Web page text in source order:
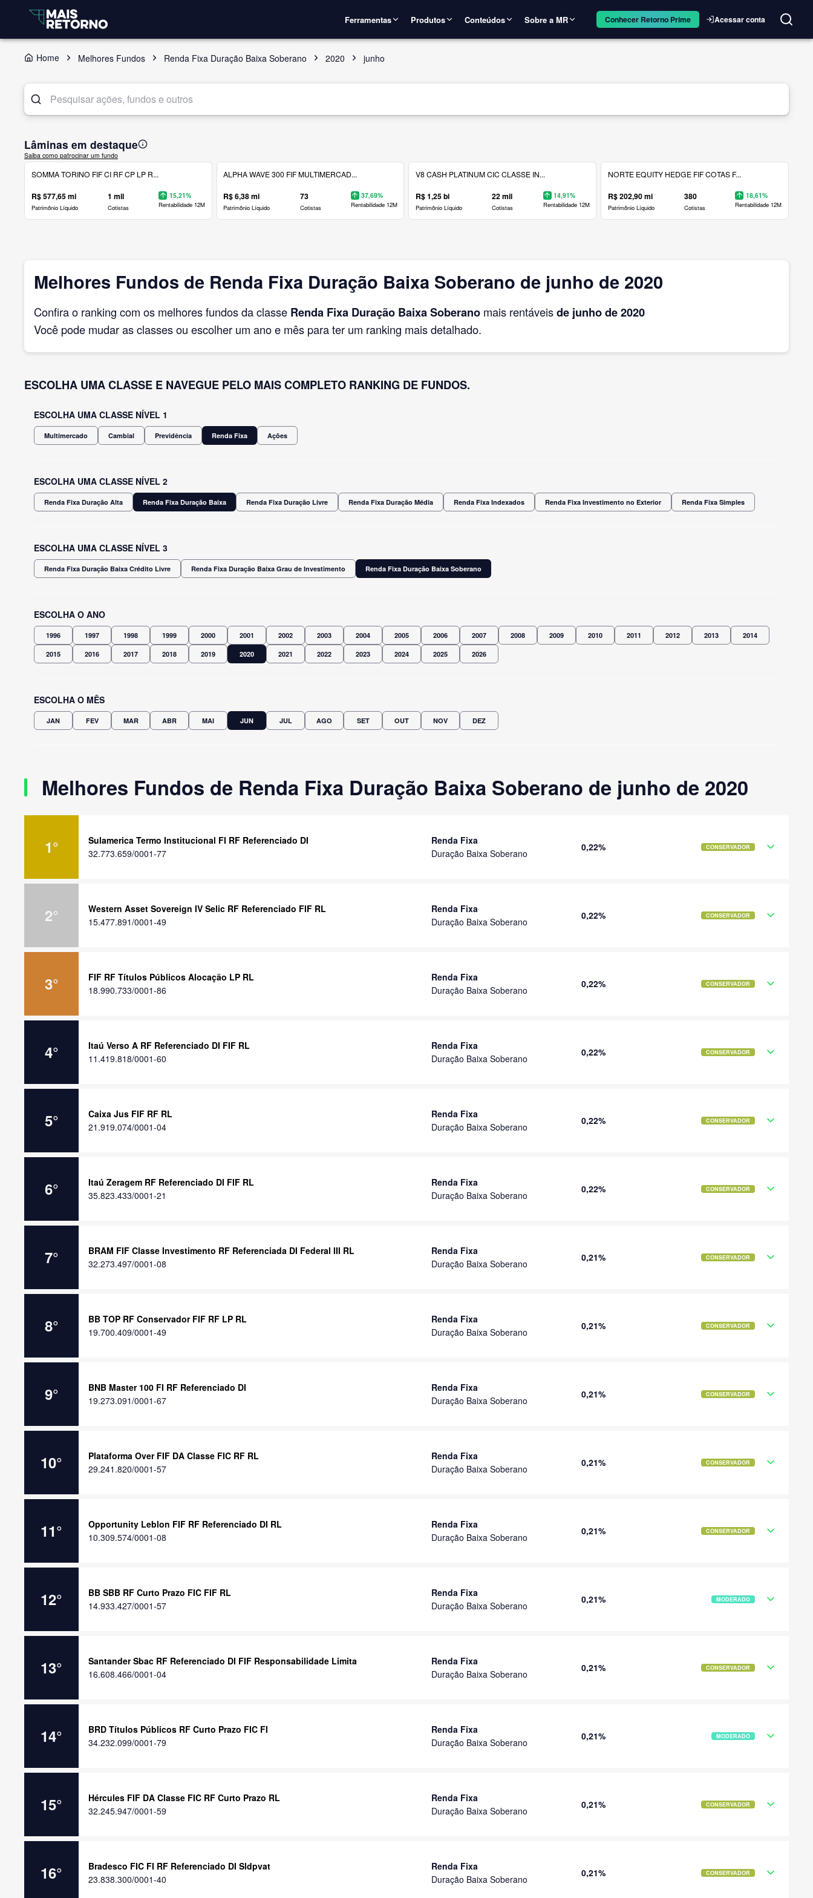
Ferramentas Produtos Conteúdos Sobre a MR Conhecer Retorno Prime Acessar conta
Home Melhores Fundos Renda Fixa Duração Baixa Soberano 2020 junho
Lâminas em destaque
Saiba como patrocinar um fundo
SOMMA TORINO FIF CI RF CP LP R...
R$ 577,65 mi
Patrimônio Líquido
1 mil
Cotistas
15,21%
Rentabilidade 12M
ALPHA WAVE 300 FIF MULTIMERCAD...
R$ 6,38 mi
Patrimônio Líquido
73
Cotistas
37,69%
Rentabilidade 12M
V8 CASH PLATINUM CIC CLASSE IN...
R$ 1,25 bi
Patrimônio Líquido
22 mil
Cotistas
14,91%
Rentabilidade 12M
NORTE EQUITY HEDGE FIF COTAS F...
R$ 202,90 mi
Patrimônio Líquido
380
Cotistas
18,61%
Rentabilidade 12M
Melhores Fundos de Renda Fixa Duração Baixa Soberano de junho de 2020
Confira o ranking com os melhores fundos da classe Renda Fixa Duração Baixa Soberano mais rentáveisde junhode 2020
Você pode mudar as classes ou escolher um ano e mês para ter um ranking mais detalhado.
ESCOLHA UMA CLASSE E NAVEGUE PELO MAIS COMPLETO RANKING DE FUNDOS.
ESCOLHA UMA CLASSE NÍVEL 1
Multimercado Cambial Previdência Renda Fixa Ações
ESCOLHA UMA CLASSE NÍVEL 2
Renda Fixa Duração Alta Renda Fixa Duração Baixa Renda Fixa Duração Livre Renda Fixa Duração Média Renda Fixa Indexados Renda Fixa Investimento no Exterior Renda Fixa Simples
ESCOLHA UMA CLASSE NÍVEL 3
Renda Fixa Duração Baixa Crédito Livre Renda Fixa Duração Baixa Grau de Investimento Renda Fixa Duração Baixa Soberano
ESCOLHA O ANO
1996 1997 1998 1999 2000 2001 2002 2003 2004 2005 2006 2007 2008 2009 2010 2011 2012 2013 2014
2015 2016 2017 2018 2019 2020 2021 2022 2023 2024 2025 2026
ESCOLHA O MÊS
JAN FEV MAR ABR MAI JUN JUL AGO SET OUT NOV DEZ
Melhores Fundos de Renda Fixa Duração Baixa Soberano de junho de 2020
1°
Sulamerica Termo Institucional FI RF Referenciado DI
32.773.659/0001-77
Renda Fixa
Duração Baixa Soberano
0,22% CONSERVADOR
2°
Western Asset Sovereign IV Selic RF Referenciado FIF RL
15.477.891/0001-49
Renda Fixa
Duração Baixa Soberano
0,22% CONSERVADOR
3°
FIF RF Títulos Públicos Alocação LP RL
18.990.733/0001-86
Renda Fixa
Duração Baixa Soberano
0,22% CONSERVADOR
4°
Itaú Verso A RF Referenciado DI FIF RL
11.419.818/0001-60
Renda Fixa
Duração Baixa Soberano
0,22% CONSERVADOR
5°
Caixa Jus FIF RF RL
21.919.074/0001-04
Renda Fixa
Duração Baixa Soberano
0,22% CONSERVADOR
6°
Itaú Zeragem RF Referenciado DI FIF RL
35.823.433/0001-21
Renda Fixa
Duração Baixa Soberano
0,22% CONSERVADOR
7°
BRAM FIF Classe Investimento RF Referenciada DI Federal III RL
32.273.497/0001-08
Renda Fixa
Duração Baixa Soberano
0,21% CONSERVADOR
8°
BB TOP RF Conservador FIF RF LP RL
19.700.409/0001-49
Renda Fixa
Duração Baixa Soberano
0,21% CONSERVADOR
9°
BNB Master 100 FI RF Referenciado DI
19.273.091/0001-67
Renda Fixa
Duração Baixa Soberano
0,21% CONSERVADOR
10°
Plataforma Over FIF DA Classe FIC RF RL
29.241.820/0001-57
Renda Fixa
Duração Baixa Soberano
0,21% CONSERVADOR
11°
Opportunity Leblon FIF RF Referenciado DI RL
10.309.574/0001-08
Renda Fixa
Duração Baixa Soberano
0,21% CONSERVADOR
12°
BB SBB RF Curto Prazo FIC FIF RL
14.933.427/0001-57
Renda Fixa
Duração Baixa Soberano
0,21% MODERADO
13°
Santander Sbac RF Referenciado DI FIF Responsabilidade Limita
16.608.466/0001-04
Renda Fixa
Duração Baixa Soberano
0,21% CONSERVADOR
14°
BRD Títulos Públicos RF Curto Prazo FIC FI
34.232.099/0001-79
Renda Fixa
Duração Baixa Soberano
0,21% MODERADO
15°
Hércules FIF DA Classe FIC RF Curto Prazo RL
32.245.947/0001-59
Renda Fixa
Duração Baixa Soberano
0,21% CONSERVADOR
16°
Bradesco FIC FI RF Referenciado DI Sldpvat
23.838.300/0001-40
Renda Fixa
Duração Baixa Soberano
0,21% CONSERVADOR